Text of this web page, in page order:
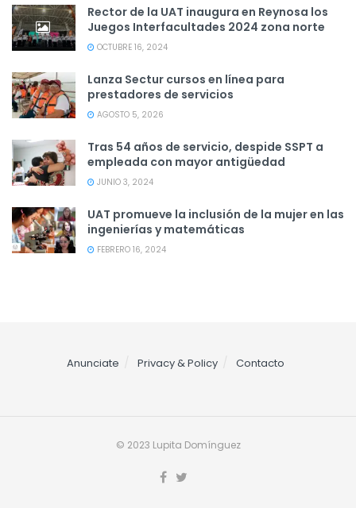
Rector de la UAT inaugura en Reynosa los
Juegos Interfacultades 2024 zona norte
OCTUBRE 16, 2024
Lanza Sectur cursos en línea para
prestadores de servicios
AGOSTO 5, 2026
Tras 54 años de servicio, despide SSPT a
empleada con mayor antigüedad
JUNIO 3, 2024
UAT promueve la inclusión de la mujer en las
ingenierías y matemáticas
FEBRERO 16, 2024
Anunciate Privacy & Policy Contacto
© 2023 Lupita Domínguez